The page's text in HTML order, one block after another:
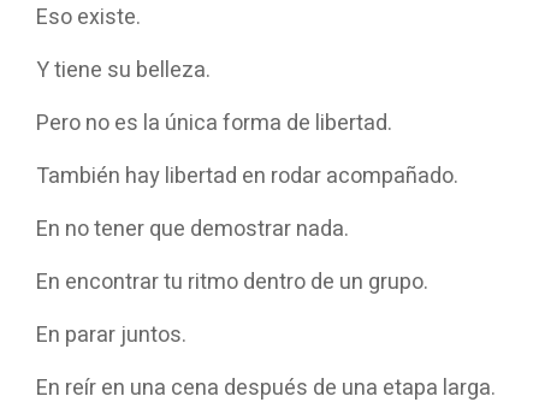
Eso existe.
Y tiene su belleza.
Pero no es la única forma de libertad.
También hay libertad en rodar acompañado.
En no tener que demostrar nada.
En encontrar tu ritmo dentro de un grupo.
En parar juntos.
En reír en una cena después de una etapa larga.